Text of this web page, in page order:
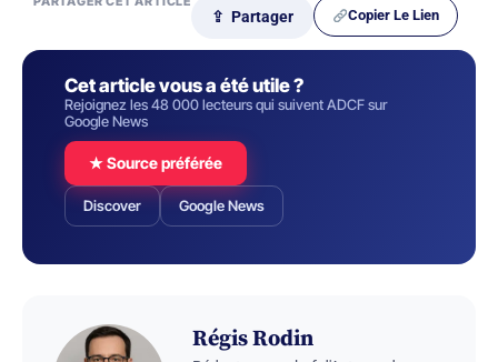
⇪ Partager Copier Le Lien
Cet article vous a été utile ?
Rejoignez les 48 000 lecteurs qui suivent ADCF sur
Google News
★ Source préférée
Discover Google News
Régis Rodin